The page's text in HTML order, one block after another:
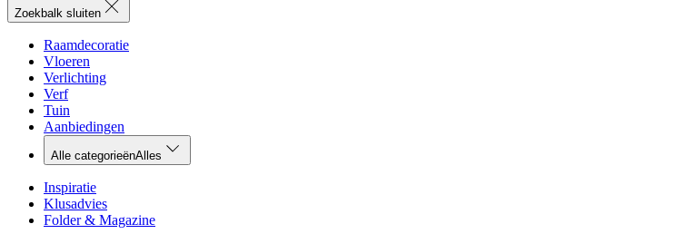
Zoekbalk sluiten
Raamdecoratie
Vloeren
Verlichting
Verf
Tuin
Aanbiedingen
Alle categorieënAlles
Inspiratie
Klusadvies
Folder & Magazine